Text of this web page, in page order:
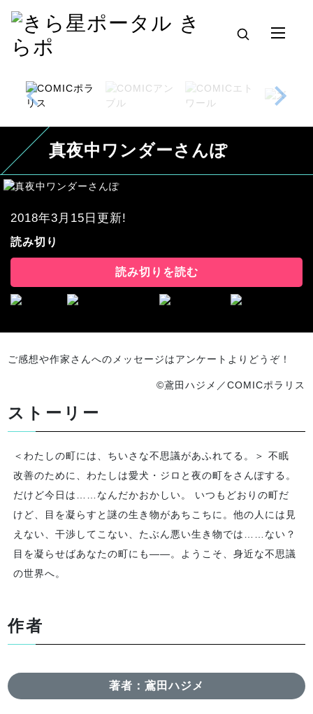
真夜中ワンダーさんぽ
2018年3月15日更新!
読み切り
読み切りを読む
ご感想や作家さんへのメッセージはアンケートよりどうぞ！
©鳶田ハジメ／COMICポラリス
ストーリー
＜わたしの町には、ちいさな不思議があふれてる。＞ 不眠
改善のために、わたしは愛犬・ジロと夜の町をさんぽする。
だけど今日は……なんだかおかしい。 いつもどおりの町だ
けど、目を凝らすと謎の生き物があちこちに。他の人には見
えない、干渉してこない、たぶん悪い生き物では……ない？
目を凝らせばあなたの町にも――。ようこそ、身近な不思議
の世界へ。
作者
著者：鳶田ハジメ